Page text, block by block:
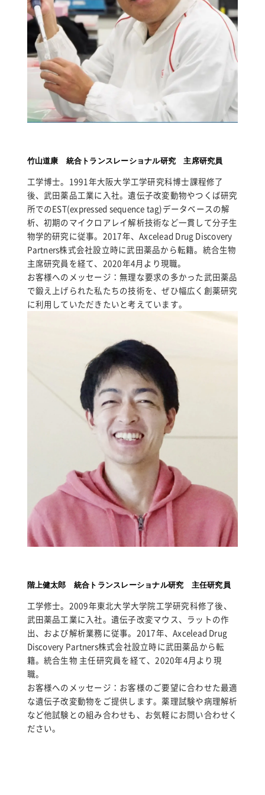
竹山道康 統合トランスレーショナル研究 主席研究員
工学博士。1991年大阪大学工学研究科博士課程修了
後、武田薬品工業に入社。遺伝子改変動物やつくば研究
所でのEST(expressed sequence tag)データベースの解
析、初期のマイクロアレイ解析技術など一貫して分子生
物学的研究に従事。2017年、Axcelead Drug Discovery
Partners株式会社設立時に武田薬品から転籍。統合生物
主席研究員を経て、2020年4月より現職。
お客様へのメッセージ：無理な要求の多かった武田薬品
で鍛え上げられた私たちの技術を、ぜひ幅広く創薬研究
に利用していただきたいと考えています。
階上健太郎 統合トランスレーショナル研究 主任研究員
工学修士。2009年東北大学大学院工学研究科修了後、
武田薬品工業に入社。遺伝子改変マウス、ラットの作
出、および解析業務に従事。2017年、Axcelead Drug
Discovery Partners株式会社設立時に武田薬品から転
籍。統合生物 主任研究員を経て、2020年4月より現
職。
お客様へのメッセージ：お客様のご要望に合わせた最適
な遺伝子改変動物をご提供します。薬理試験や病理解析
など他試験との組み合わせも、お気軽にお問い合わせく
ださい。